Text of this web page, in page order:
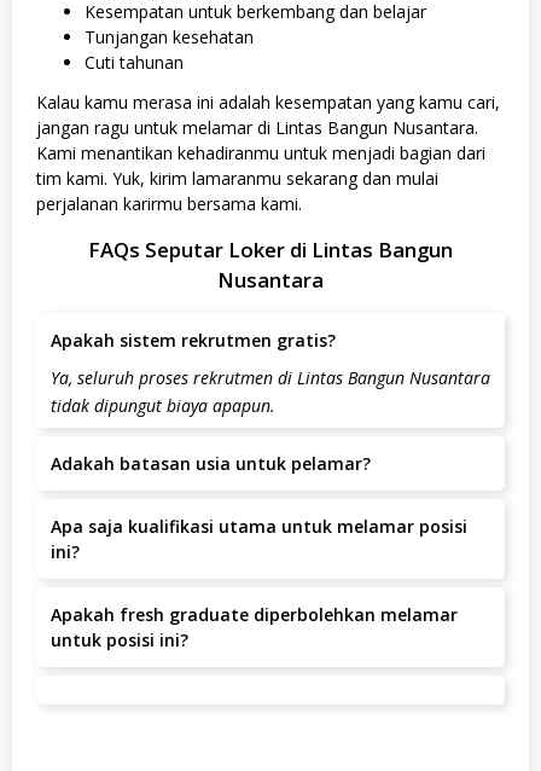
Kesempatan untuk berkembang dan belajar
Tunjangan kesehatan
Cuti tahunan
Kalau kamu merasa ini adalah kesempatan yang kamu cari,
jangan ragu untuk melamar di Lintas Bangun Nusantara.
Kami menantikan kehadiranmu untuk menjadi bagian dari
tim kami. Yuk, kirim lamaranmu sekarang dan mulai
perjalanan karirmu bersama kami.
FAQs Seputar Loker di Lintas Bangun
Nusantara
Apakah sistem rekrutmen gratis?
Ya, seluruh proses rekrutmen di Lintas Bangun Nusantara
tidak dipungut biaya apapun.
Adakah batasan usia untuk pelamar?
Apa saja kualifikasi utama untuk melamar posisi
ini?
bidang logistik lebih diutamakan- Teliti dan detail dalam
bekerja- Mampu bekerja secara mandiri maupun dalam
Apakah fresh graduate diperbolehkan melamar
untuk posisi ini?